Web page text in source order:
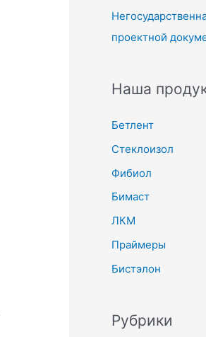
проектной
Наша
Бетлент
Стеклоизол
Фибиол
Бимаст
ЛКМ
Праймеры
Бистэлон
Рубрики